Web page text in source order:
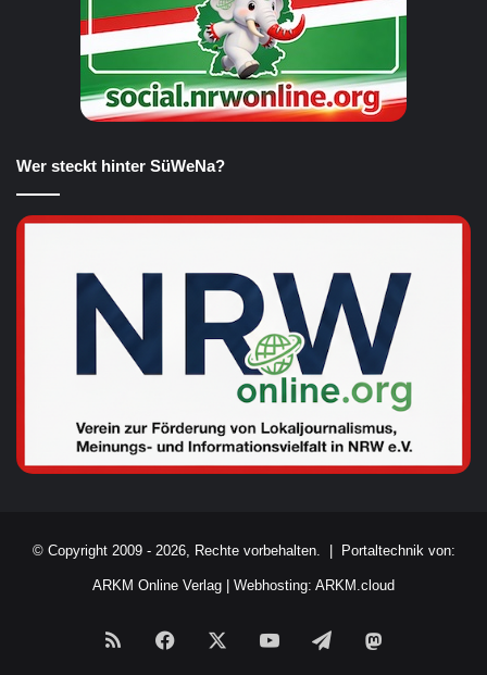
Wer steckt hinter SüWeNa?
© Copyright 2009 - 2026, Rechte vorbehalten. | Portaltechnik von:
ARKM Online Verlag Webhosting: ARKM.cloud
RSS Facebook YouTubeTelegram